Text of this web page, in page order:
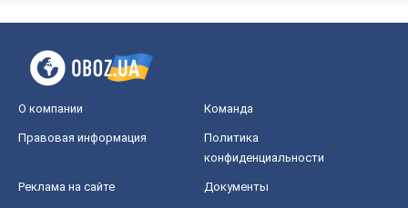
О компании Команда
Правовая информация
Политика
конфиденциальности
Реклама на сайте Документы